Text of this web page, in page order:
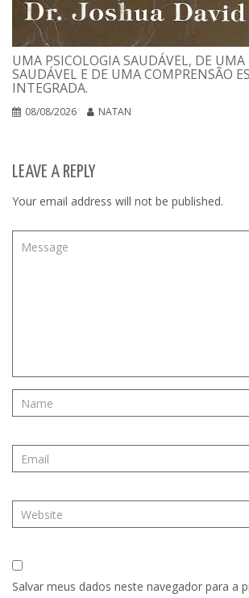
UMA PSICOLOGIA SAUDÁVEL, DE UMA
SAUDÁVEL E DE UMA COMPRENSÃO
INTEGRADA.
08/08/2026 NATAN
LEAVE A REPLY
Your email address will not be published.
Salvar meus dados neste navegador para a